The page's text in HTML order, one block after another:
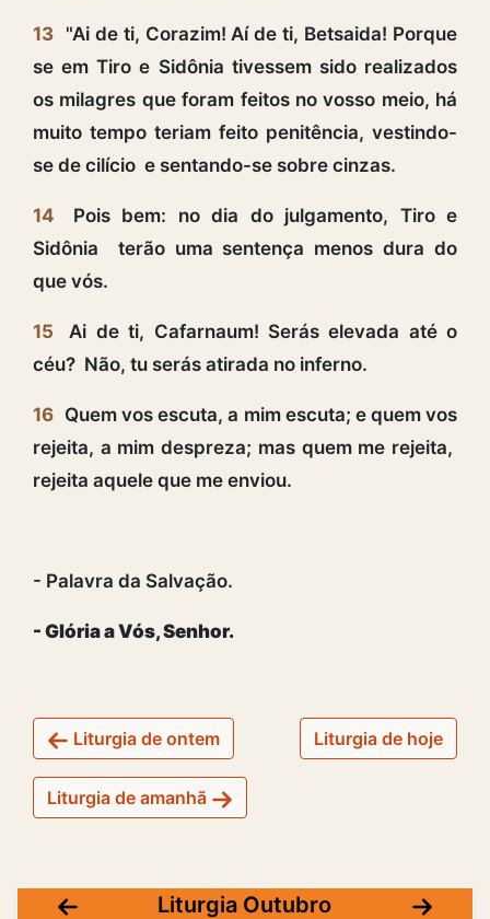
13 "Ai de ti, Corazim! Aí de ti, Betsaida! Porque
se em Tiro e Sidônia tivessem sido realizados
os milagres que foram feitos no vosso meio, há
muito tempo teriam feito penitência, vestindo-
se de cilício e sentando-se sobre cinzas.
14
Pois bem: no dia do julgamento, Tiro e
Sidônia terão uma sentença menos dura do
que vós.
15
Ai de ti, Cafarnaum! Serás elevada até o
céu? Não, tu serás atirada no inferno.
16 Quem vos escuta, a mim escuta; e quem vos
rejeita, a mim despreza; mas quem me rejeita,
rejeita aquele que me enviou.
- Palavra da Salvação.
- Glória a Vós, Senhor.
Liturgia de ontem Liturgia de hoje
Liturgia de amanhã
Liturgia Outubro